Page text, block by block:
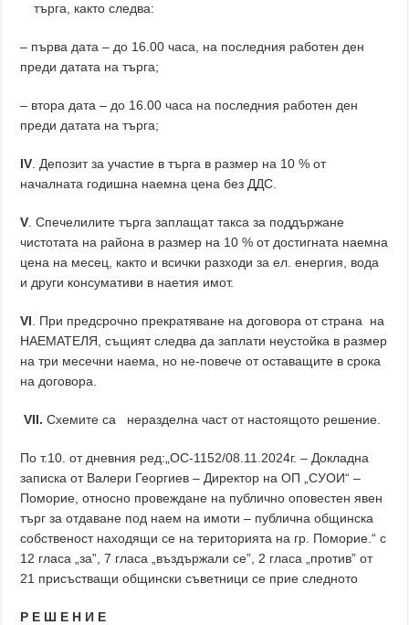
търга, както следва:
– първа дата – до 16.00 часа, на последния работен ден
преди датата на търга;
– втора дата – до 16.00 часа на последния работен ден
преди датата на търга;
ІV . Депозит за участие в търга в размер на 10 % от
началната годишна наемна цена без ДДС.
V . Спечелилите търга заплащат такса за поддържане
чистотата на района в размер на 10 % от достигната наемна
цена на месец, както и всички разходи за ел. енергия, вода
и други консумативи в наетия имот.
VI . При предсрочно прекратяване на договора от страна на
НАЕМАТЕЛЯ, същият следва да заплати неустойка в размер
на три месечни наема, но не-повече от оставащите в срока
на договора.
VII. Схемите са неразделна част от настоящото решение.
По т.10. от дневния ред:„ОС-1152/08.11.2024г. – Докладна
записка от Валери Георгиев – Директор на ОП „СУОИ“ –
Поморие, относно провеждане на публично оповестен явен
търг за отдаване под наем на имоти – публична общинска
собственост находящи се на територията на гр. Поморие.“ с
12 гласа „за”, 7 гласа „въздържали се”, 2 гласа „против” от
21 присъстващи общински съветници се прие следното
Р Е Ш Е Н И Е